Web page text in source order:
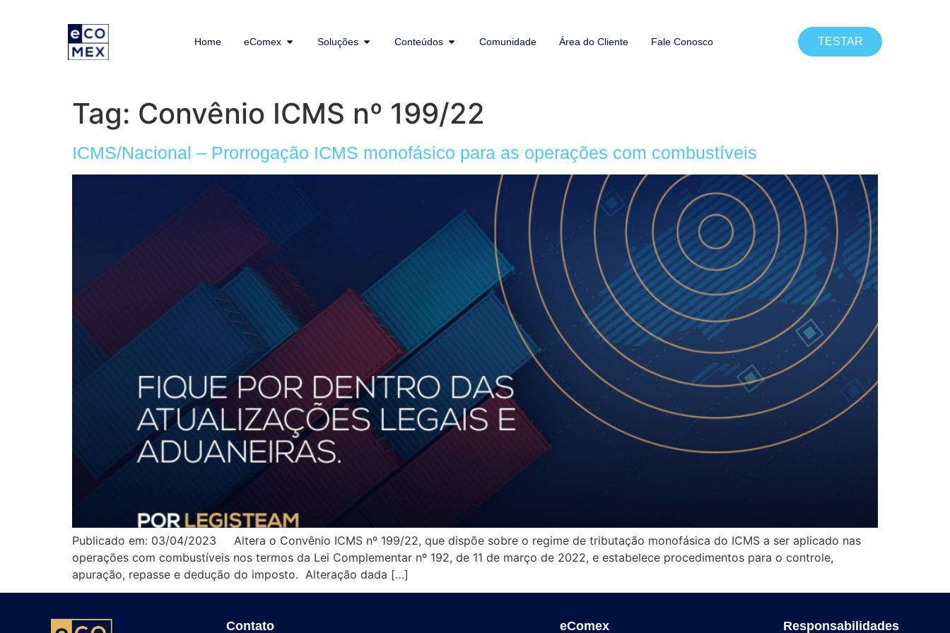
Home eComex Soluções Conteúdos Comunidade Área do Cliente Fale Conosco TESTAR
Tag: Convênio ICMS nº 199/22
ICMS/Nacional – Prorrogação ICMS monofásico para as operações com combustíveis
Publicado em: 03/04/2023 Altera o Convênio ICMS nº 199/22, que dispõe sobre o regime de tributação monofásica do ICMS a ser aplicado nas
operações com combustíveis nos termos da Lei Complementar nº 192, de 11 de março de 2022, e estabelece procedimentos para o controle,
apuração, repasse e dedução do imposto. Alteração dada […]
Contato eComex Responsabilidades